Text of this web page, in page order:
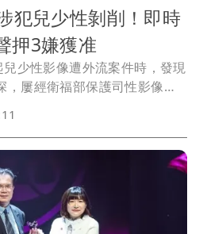
犯兒少性剝削！即時
3嫌獲准
少性影像遭外流案件時，發現
，屢經衛福部保護司性影像處